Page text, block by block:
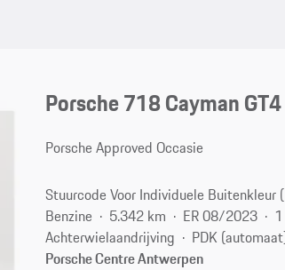
Porsche 718 Cayman
Porsche Approved Occasie
Stuurcode Voor Individuele Buitenkleur
Benzine
5.342 km ER 08/2023
Achterwielaandrijving
PDK
Porsche Centre Antwerpen